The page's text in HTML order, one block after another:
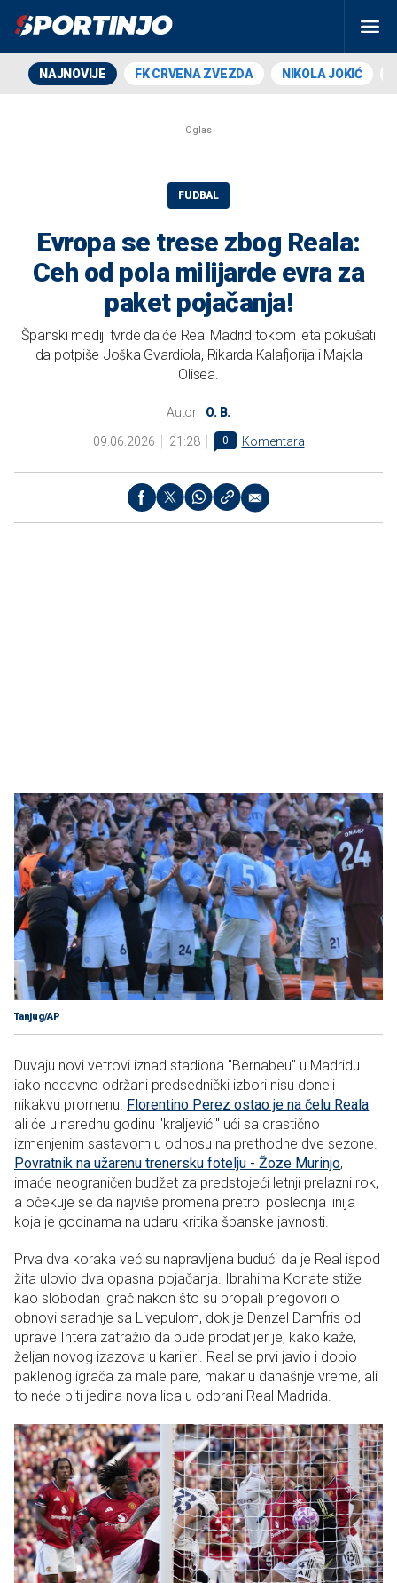
NAJNOVIJE FK CRVENA ZVEZDA NIKOLA JOKIĆ
FUDBAL
Evropa se trese zbog Reala:
Ceh od pola milijarde evra za
paket pojačanja!
Španski mediji tvrde da će Real Madrid tokom leta pokušati
da potpiše Joška Gvardiola, Rikarda Kalafjorija i Majkla
Olisea.
Autor: O. B.
09.06.2026 21:28 0 Komentara
Tanjug/AP
Duvaju novi vetrovi iznad stadiona "Bernabeu" u Madridu
iako nedavno održani predsednički izbori nisu doneli
nikakvu promenu. Florentino Perez ostao je na čelu Reala,
ali će u narednu godinu "kraljevići" ući sa drastično
izmenjenim sastavom u odnosu na prethodne dve sezone.
Povratnik na užarenu trenersku fotelju - Žoze Murinjo,
imaće neograničen budžet za predstojeći letnji prelazni rok,
a očekuje se da najviše promena pretrpi poslednja linija
koja je godinama na udaru kritika španske javnosti.
Prva dva koraka već su napravljena budući da je Real ispod
žita ulovio dva opasna pojačanja. Ibrahima Konate stiže
kao slobodan igrač nakon što su propali pregovori o
obnovi saradnje sa Livepulom, dok je Denzel Damfris od
uprave Intera zatražio da bude prodat jer je, kako kaže,
željan novog izazova u karijeri. Real se prvi javio i dobio
paklenog igrača za male pare, makar u današnje vreme, ali
to neće biti jedina nova lica u odbrani Real Madrida.